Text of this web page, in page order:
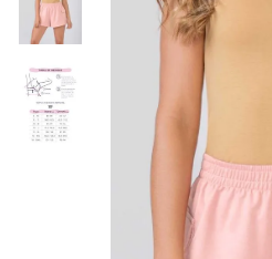
10. short